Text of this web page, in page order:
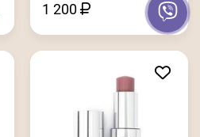
1 200